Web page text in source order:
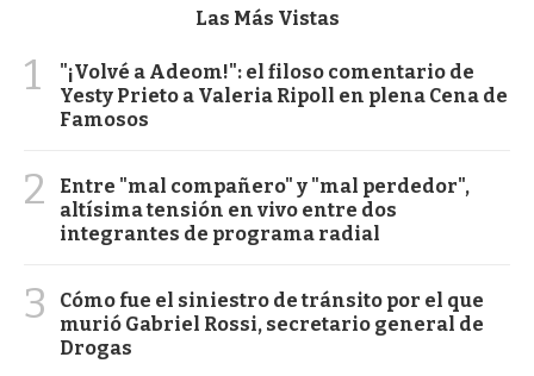
Las Más Vistas
1
"¡Volvé a Adeom!": el filoso comentario de
Yesty Prieto a Valeria Ripoll en plena Cena de
Famosos
2
Entre "mal compañero" y "mal perdedor",
altísima tensión en vivo entre dos
integrantes de programa radial
3
Cómo fue el siniestro de tránsito por el que
murió Gabriel Rossi, secretario general de
Drogas